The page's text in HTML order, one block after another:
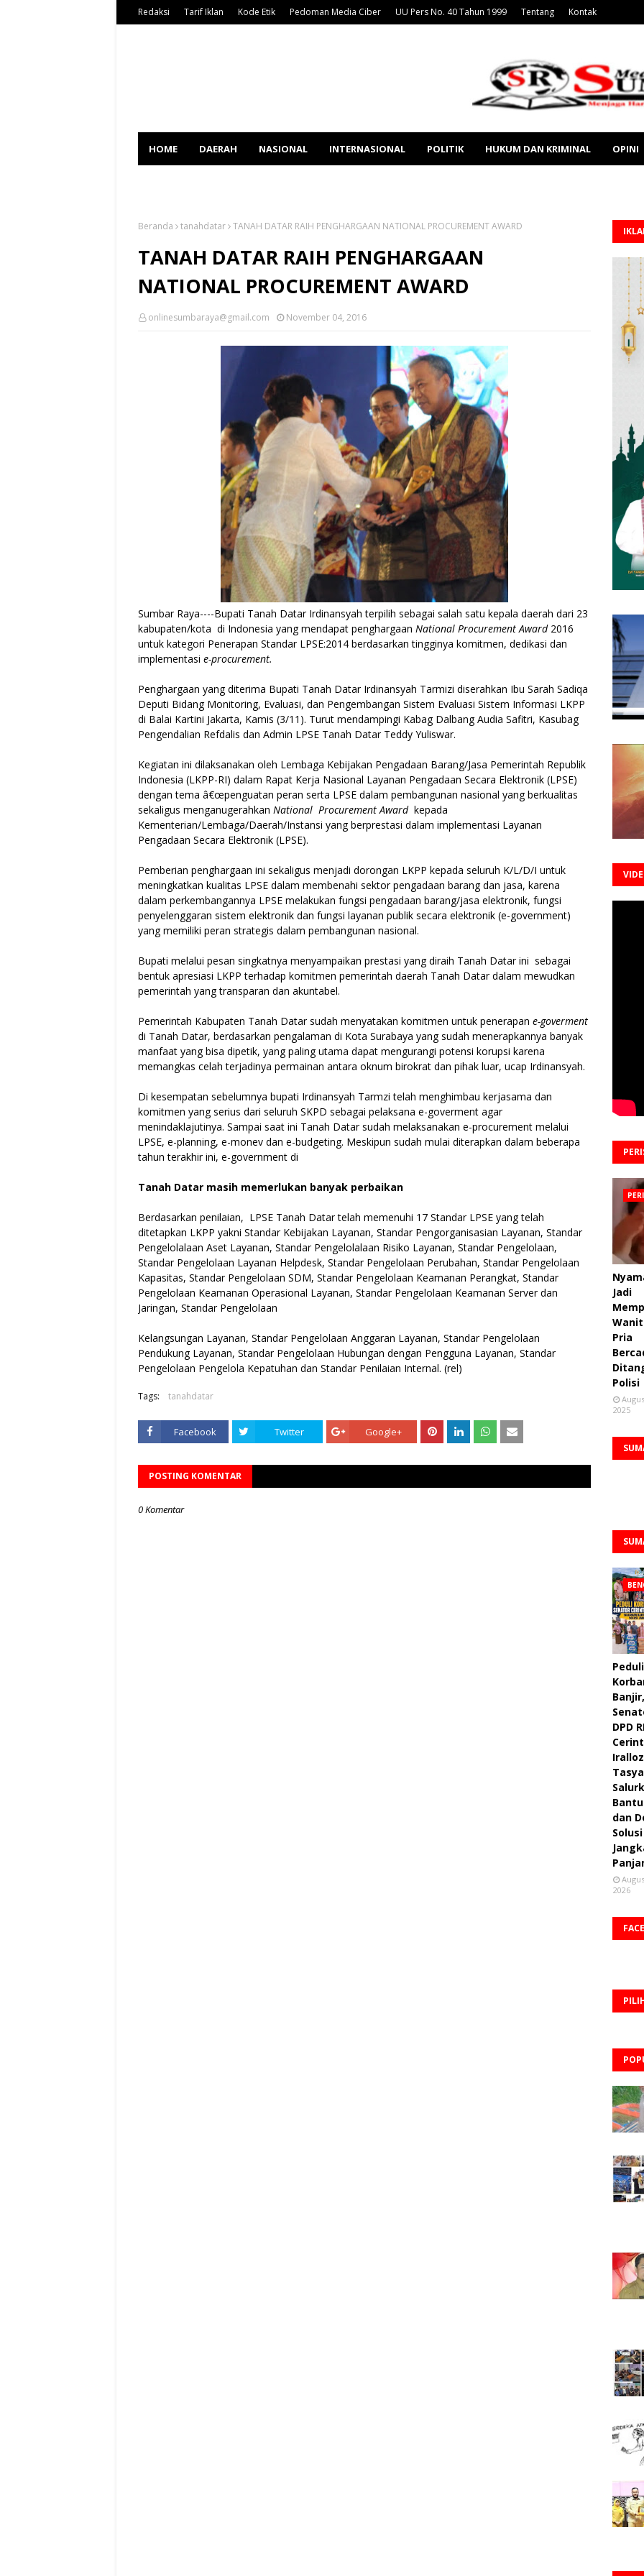
Redaksi Tarif Iklan Kode Etik Pedoman Media Ciber UU Pers No. 40 Tahun 1999 Tentang Kontak
HOME DAERAH NASIONAL INTERNASIONAL POLITIK HUKUM DAN KRIMINAL OPINI
Beranda tanahdatar TANAH DATAR RAIH PENGHARGAAN NATIONAL PROCUREMENT AWARD
TANAH DATAR RAIH PENGHARGAAN
NATIONAL PROCUREMENT AWARD
onlinesumbaraya@gmail.com November 04, 2016
Sumbar Raya----Bupati Tanah Datar Irdinansyah terpilih sebagai salah satu kepala daerah dari 23
kabupaten/kota di Indonesia yang mendapat penghargaan National Procurement Award2016
untuk kategori Penerapan Standar LPSE:2014 berdasarkan tingginya komitmen, dedikasi dan
implementasi e-procurement.
Penghargaan yang diterima Bupati Tanah Datar Irdinansyah Tarmizi diserahkan Ibu Sarah Sadiqa
Deputi Bidang Monitoring, Evaluasi, dan Pengembangan Sistem Evaluasi Sistem Informasi LKPP
di Balai Kartini Jakarta, Kamis (3/11). Turut mendampingi Kabag Dalbang Audia Safitri, Kasubag
Pengendalian Refdalis dan Admin LPSE Tanah Datar Teddy Yuliswar.
Kegiatan ini dilaksanakan oleh Lembaga Kebijakan Pengadaan Barang/Jasa Pemerintah Republik
Indonesia (LKPP-RI) dalam Rapat Kerja Nasional Layanan Pengadaan Secara Elektronik (LPSE)
dengan tema â€œpenguatan peran serta LPSE dalam pembangunan nasional yang berkualitas
sekaligus menganugerahkan National Procurement Awardkepada
Kementerian/Lembaga/Daerah/Instansi yang berprestasi dalam implementasi Layanan
Pengadaan Secara Elektronik (LPSE).
Pemberian penghargaan ini sekaligus menjadi dorongan LKPP kepada seluruh K/L/D/I untuk
meningkatkan kualitas LPSE dalam membenahi sektor pengadaan barang dan jasa, karena
dalam perkembangannya LPSE melakukan fungsi pengadaan barang/jasa elektronik, fungsi
penyelenggaran sistem elektronik dan fungsi layanan publik secara elektronik (e-government)
yang memiliki peran strategis dalam pembangunan nasional.
Bupati melalui pesan singkatnya menyampaikan prestasi yang diraih Tanah Datar ini sebagai
bentuk apresiasi LKPP terhadap komitmen pemerintah daerah Tanah Datar dalam mewudkan
pemerintah yang transparan dan akuntabel.
Pemerintah Kabupaten Tanah Datar sudah menyatakan komitmen untuk penerapan e-goverment
di Tanah Datar, berdasarkan pengalaman di Kota Surabaya yang sudah menerapkannya banyak
manfaat yang bisa dipetik, yang paling utama dapat mengurangi potensi korupsi karena
memangkas celah terjadinya permainan antara oknum birokrat dan pihak luar, ucap Irdinansyah.
Di kesempatan sebelumnya bupati Irdinansyah Tarmzi telah menghimbau kerjasama dan
komitmen yang serius dari seluruh SKPD sebagai pelaksana e-goverment agar
menindaklajutinya. Sampai saat ini Tanah Datar sudah melaksanakan e-procurement melalui
LPSE, e-planning, e-monev dan e-budgeting. Meskipun sudah mulai diterapkan dalam beberapa
tahun terakhir ini, e-government di
Tanah Datar masih memerlukan banyak perbaikan
Berdasarkan penilaian, LPSE Tanah Datar telah memenuhi 17 Standar LPSE yang telah
ditetapkan LKPP yakni Standar Kebijakan Layanan, Standar Pengorganisasian Layanan, Standar
Pengelolalaan Aset Layanan, Standar Pengelolalaan Risiko Layanan, Standar Pengelolaan,
Standar Pengelolaan Layanan Helpdesk, Standar Pengelolaan Perubahan, Standar Pengelolaan
Kapasitas, Standar Pengelolaan SDM, Standar Pengelolaan Keamanan Perangkat, Standar
Pengelolaan Keamanan Operasional Layanan, Standar Pengelolaan Keamanan Server dan
Jaringan, Standar Pengelolaan
Kelangsungan Layanan, Standar Pengelolaan Anggaran Layanan, Standar Pengelolaan
Pendukung Layanan, Standar Pengelolaan Hubungan dengan Pengguna Layanan, Standar
Pengelolaan Pengelola Kepatuhan dan Standar Penilaian Internal. (rel)
Tags: tanahdatar
Facebook Twitter Google+
POSTING KOMENTAR
0 Komentar
Jadi
Pria
Polisi
2025
Peduli
Banjir,
DPD
Cerint
Tasya
dan
Solusi
2026